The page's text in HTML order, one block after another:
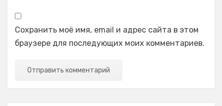
Сохранить моё имя, email и адрес сайта в этом
браузере для последующих моих комментариев.